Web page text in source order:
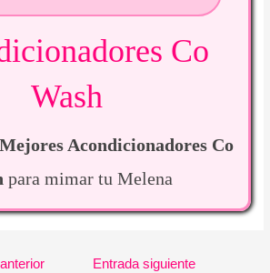
Co
Wash
Mejores Acondicionadores Co
para mimar tu Melena
Entrada siguiente